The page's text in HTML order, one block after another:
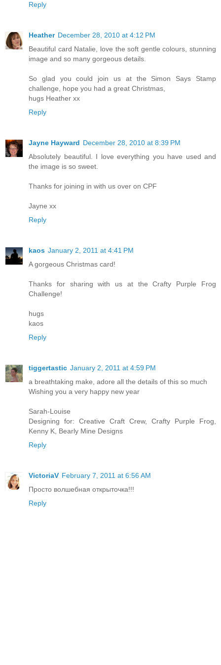
Reply
Heather December 28, 2010 at 4:12 PM
Beautiful card Natalie, love the soft gentle colours, stunning
image and so many gorgeous details.
So glad you could join us at the Simon Says Stamp
challenge, hope you had a great Christmas,
hugs Heather xx
Reply
Jayne Hayward December 28, 2010 at 8:39 PM
Absolutely beautiful. I love everything you have used and
the image is so sweet.
Thanks for joining in with us over on CPF
Jayne xx
Reply
kaos January 2, 2011 at 4:41 PM
A gorgeous Christmas card!
Thanks for sharing with us at the Crafty Purple Frog
Challenge!
hugs
kaos
Reply
tiggertastic January 2, 2011 at 4:59 PM
a breathtaking make, adore all the details of this so much
Wishing you a very happy new year
Sarah-Louise
Designing for: Creative Craft Crew, Crafty Purple Frog,
Kenny K, Bearly Mine Designs
Reply
ViсtoriaV February 7, 2011 at 6:56 AM
Просто волшебная открыточка!!!
Reply